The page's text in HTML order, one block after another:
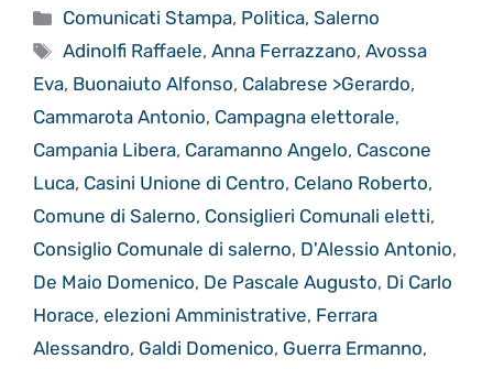
Categorie
Comunicati Stampa, Politica,Salerno
Tag
Adinolfi Raffaele,Anna Ferrazzano,Avossa
Eva, Buonaiuto Alfonso, Calabrese >Gerardo,
Cammarota Antonio, Campagna elettorale,
Campania Libera, Caramanno Angelo, Cascone
Luca, Casini Unione di Centro, Celano Roberto,
Comune di Salerno, Consiglieri Comunali eletti,
Consiglio Comunale di salerno, D'Alessio Antonio,
De Maio Domenico, De Pascale Augusto, Di Carlo
Horace, elezioni Amministrative, Ferrara
Alessandro, Galdi Domenico, Guerra Ermanno,